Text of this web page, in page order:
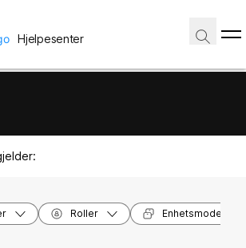
Hjelpesenter
Roller Enhetsmodeller